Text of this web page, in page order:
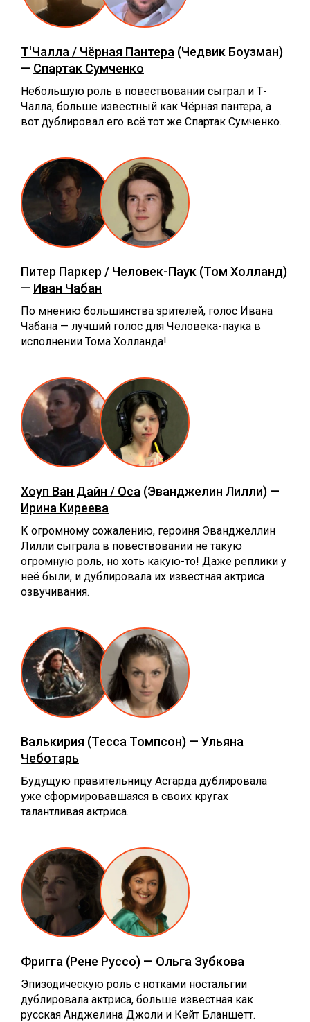
Т'Чалла / Чёрная Пантера (Чедвик Боузман)
— Спартак Сумченко
Небольшую роль в повествовании сыграл и Т-
Чалла, больше известный как Чёрная пантера, а
вот дублировал его всё тот же Спартак Сумченко.
Питер Паркер / Человек-Паук (Том Холланд)
— Иван Чабан
По мнению большинства зрителей, голос Ивана
Чабана — лучший голос для Человека-паука в
исполнении Тома Холланда!
Хоуп Ван Дайн / Оса (Эванджелин Лилли) —
Ирина Киреева
К огромному сожалению, героиня Эванджеллин
Лилли сыграла в повествовании не такую
огромную роль, но хоть какую-то! Даже реплики у
неё были, и дублировала их известная актриса
озвучивания.
Валькирия (Тесса Томпсон) — Ульяна
Чеботарь
Будущую правительницу Асгарда дублировала
уже сформировавшаяся в своих кругах
талантливая актриса.
Фригга (Рене Руссо) — Ольга Зубкова
Эпизодическую роль с нотками ностальгии
дублировала актриса, больше известная как
русская Анджелина Джоли и Кейт Бланшетт.